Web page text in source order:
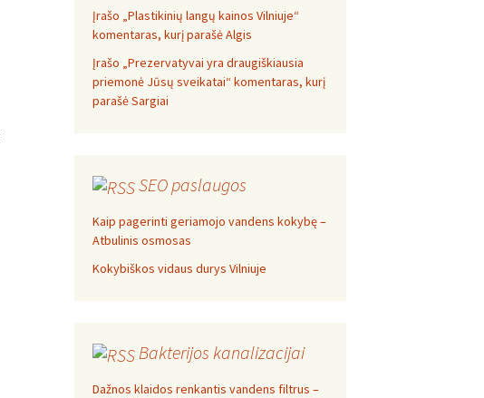
Įrašo „Plastikinių langų kainos Vilniuje“
komentaras, kurį parašė Algis
Įrašo „Prezervatyvai yra draugiškiausia
priemonė Jūsų sveikatai“ komentaras, kurį
parašė Sargiai
SEO paslaugos
Kaip pagerinti geriamojo vandens kokybę –
Atbulinis osmosas
Kokybiškos vidaus durys Vilniuje
Bakterijos kanalizacijai
Dažnos klaidos renkantis vandens filtrus –